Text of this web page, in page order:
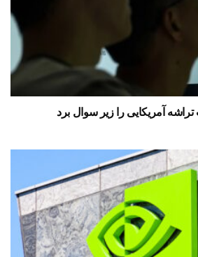
آمریکایی را زیر سوال برد